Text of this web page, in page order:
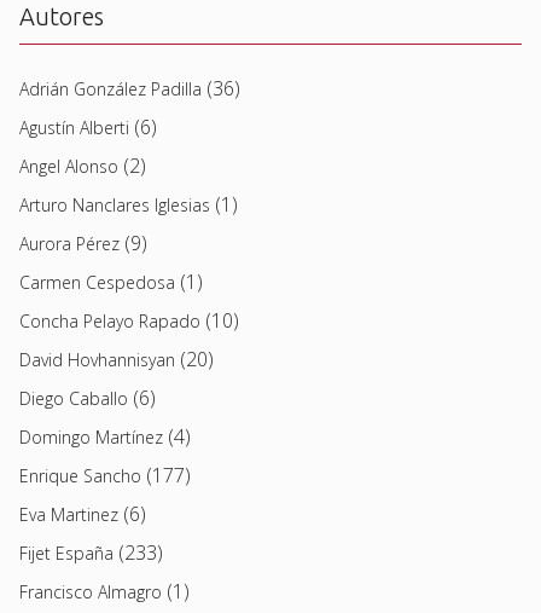
Autores
Adrián González Padilla (36)
Agustín Alberti (6)
Angel Alonso (2)
Arturo Nanclares Iglesias (1)
Aurora Pérez (9)
Carmen Cespedosa (1)
Concha Pelayo Rapado (10)
David Hovhannisyan (20)
Diego Caballo (6)
Domingo Martínez (4)
Enrique Sancho (177)
Eva Martinez (6)
Fijet España (233)
Francisco Almagro (1)